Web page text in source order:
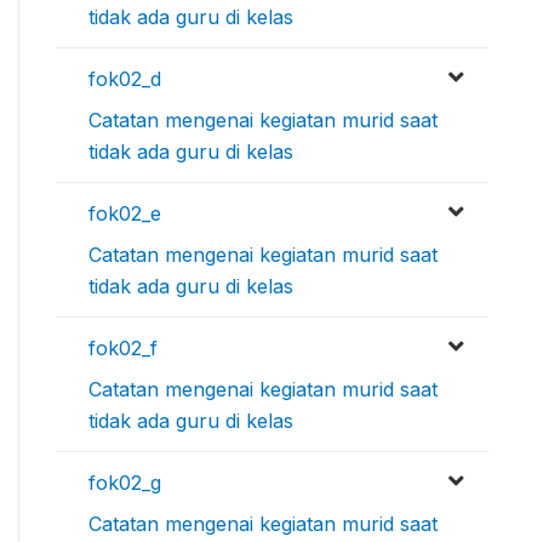
tidak ada guru di kelas
fok02_d
Catatan mengenai kegiatan murid saat
tidak ada guru di kelas
fok02_e
Catatan mengenai kegiatan murid saat
tidak ada guru di kelas
fok02_f
Catatan mengenai kegiatan murid saat
tidak ada guru di kelas
fok02_g
Catatan mengenai kegiatan murid saat